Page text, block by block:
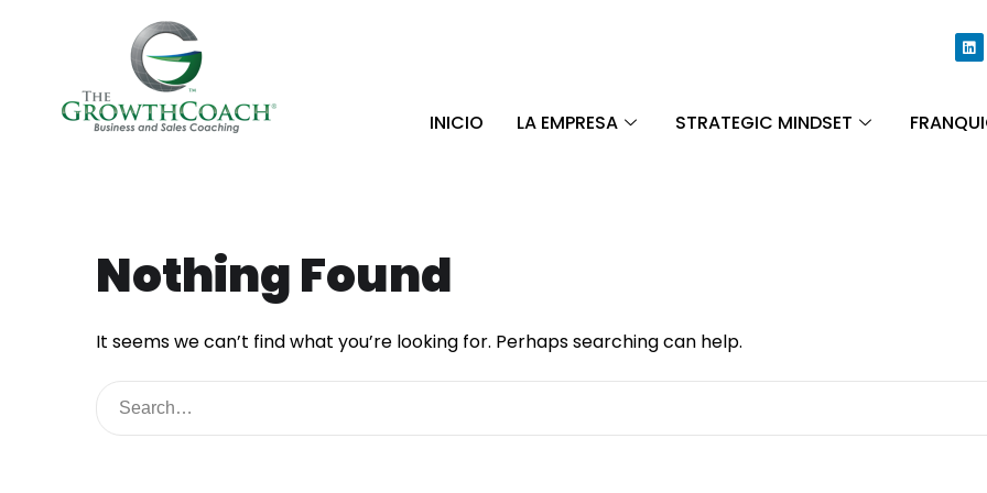
INICIO LA EMPRESA STRATEGIC MINDSET
Nothing Found
It seems we can’t find what you’re looking for. Perhaps searching can help.